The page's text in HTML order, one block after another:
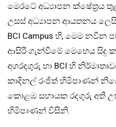
මෙරටේ අධ්‍යාපන ක්ෂේත්‍රය
උසස් අධ්‍යාපන ආයතනය
BCI Campus හි, මෙම
ආසිරි ගැන්වීමේ මෙහෙය සිදු
අගරදගුරු හා BCI හි
කාදිනල් රංජිත් හිමිපාණන්
කොළඹ සහායක රදගුරු අති
හිමිපාණන් විසිනි.